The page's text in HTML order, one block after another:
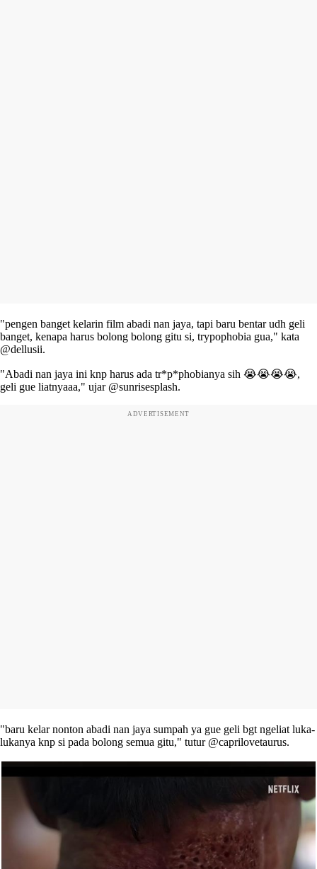
"pengen banget kelarin film abadi nan jaya, tapi baru bentar udh geli
banget, kenapa harus bolong bolong gitu si, trypophobia gua," kata
@dellusii.
"Abadi nan jaya ini knp harus ada tr*p*phobianya sih 😭😭😭😭,
geli gue liatnyaaa," ujar @sunrisesplash.
ADVERTISEMENT
"baru kelar nonton abadi nan jaya sumpah ya gue geli bgt ngeliat luka-
lukanya knp si pada bolong semua gitu," tutur @caprilovetaurus.